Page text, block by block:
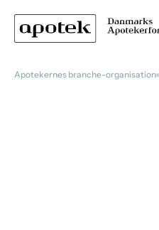
Apotekernes branche-organisation